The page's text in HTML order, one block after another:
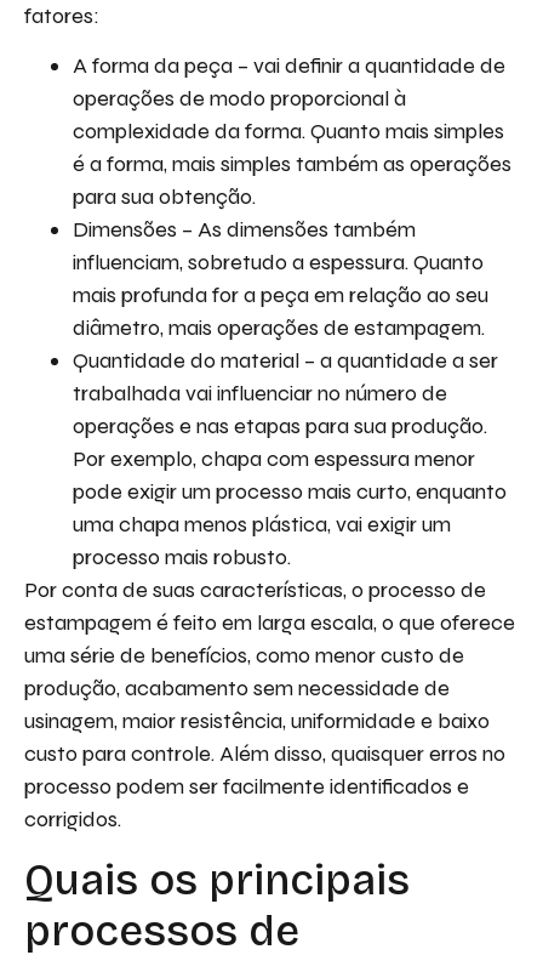
fatores:
A forma da peça – vai definir a quantidade de
operações de modo proporcional à
complexidade da forma. Quanto mais simples
é a forma, mais simples também as operações
para sua obtenção.
Dimensões – As dimensões também
influenciam, sobretudo a espessura. Quanto
mais profunda for a peça em relação ao seu
diâmetro, mais operações de estampagem.
Quantidade do material – a quantidade a ser
trabalhada vai influenciar no número de
operações e nas etapas para sua produção.
Por exemplo, chapa com espessura menor
pode exigir um processo mais curto, enquanto
uma chapa menos plástica, vai exigir um
processo mais robusto.
Por conta de suas características, o processo de
estampagem é feito em larga escala, o que oferece
uma série de benefícios, como menor custo de
produção, acabamento sem necessidade de
usinagem, maior resistência, uniformidade e baixo
custo para controle. Além disso, quaisquer erros no
processo podem ser facilmente identificados e
corrigidos.
Quais os principais
processos de